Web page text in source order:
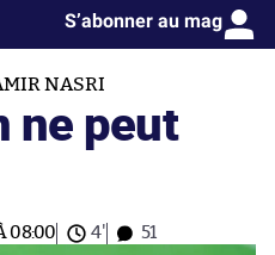
S’abonner au mag
NASRI
ne peut
08:00 4' 51